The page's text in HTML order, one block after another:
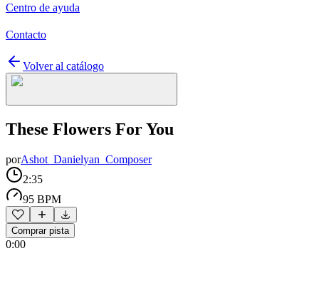
Centro de ayuda
Contacto
Volver al catálogo
These Flowers For You
porAshot_Danielyan_Composer
2:35
95 BPM
Comprar pista
0:00